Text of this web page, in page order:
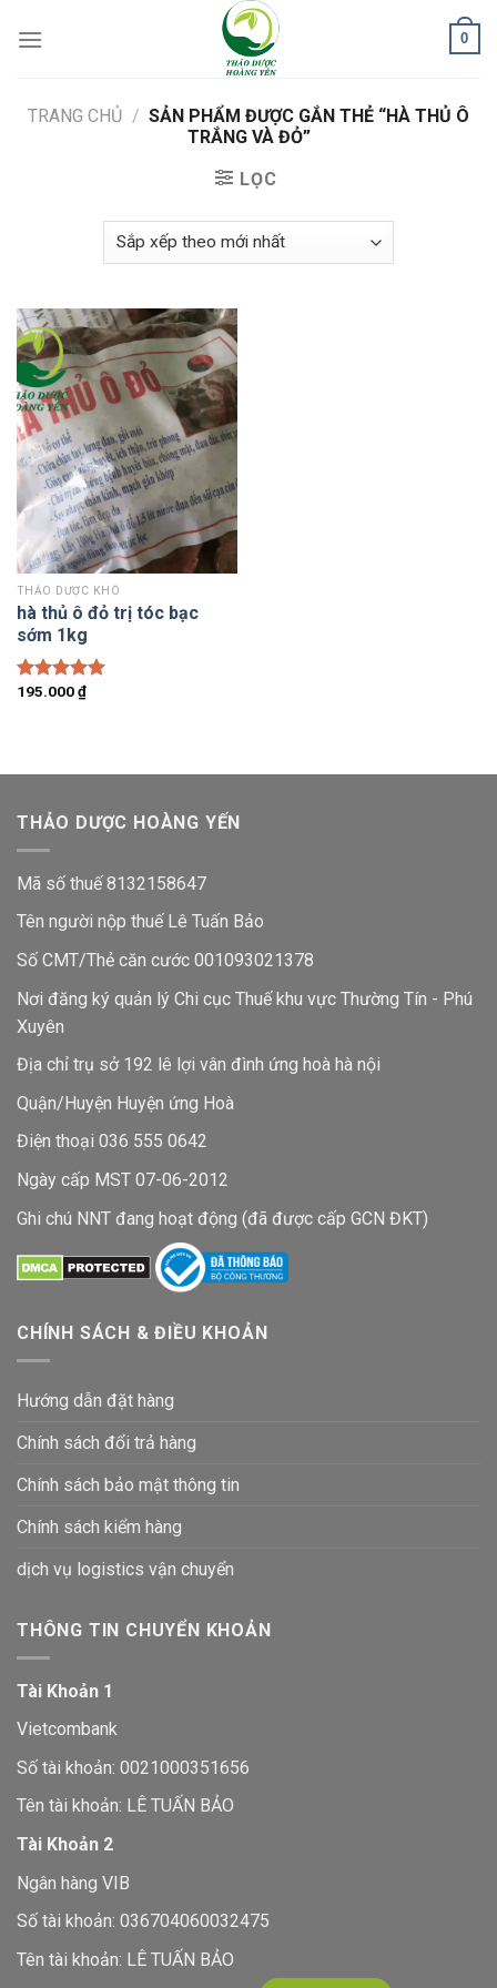
0
TRANG CHỦ / SẢN PHẨM ĐƯỢC GẮN THẺ “HÀ THỦ Ô
TRẮNG VÀ ĐỎ”
LỌC
THẢO DƯỢC KHÔ
hà thủ ô đỏ trị tóc bạc
sớm 1kg
Được xếp
195.000₫
THẢO DƯỢC HOÀNG YẾN
Mã số thuế 8132158647
Tên người nộp thuế Lê Tuấn Bảo
Số CMT/Thẻ căn cước 001093021378
Nơi đăng ký quản lý Chi cục Thuế khu vực Thường Tín - Phú
Xuyên
Địa chỉ trụ sở 192 lê lợi vân đình ứng hoà hà nội
Quận/Huyện Huyện ứng Hoà
Điện thoại 036 555 0642
Ngày cấp MST 07-06-2012
Ghi chú NNT đang hoạt động (đã được cấp GCN ĐKT)
CHÍNH SÁCH & ĐIỀU KHOẢN
Hướng dẫn đặt hàng
Chính sách đổi trả hàng
Chính sách bảo mật thông tin
Chính sách kiểm hàng
dịch vụ logistics vận chuyển
THÔNG TIN CHUYỂN KHOẢN
Tài Khoản 1
Vietcombank
Số tài khoản: 0021000351656
Tên tài khoản: LÊ TUẤN BẢO
Tài Khoản 2
Ngân hàng VIB
Số tài khoản: 036704060032475
Tên tài khoản: LÊ TUẤN BẢO